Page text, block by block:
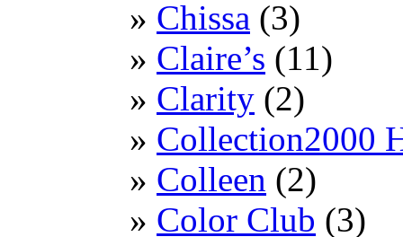
Chissa (3)
Claire’s (11)
Clarity (2)
Collection2000
Colleen (2)
Color Club (3)